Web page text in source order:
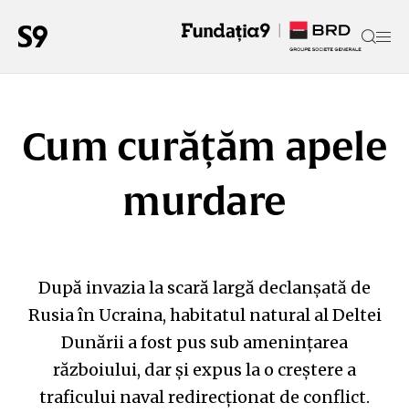
Cum curățăm apele
murdare
După invazia la scară largă declanșată de
Rusia în Ucraina, habitatul natural al Deltei
Dunării a fost pus sub amenințarea
războiului, dar și expus la o creștere a
traficului naval redirecționat de conflict.